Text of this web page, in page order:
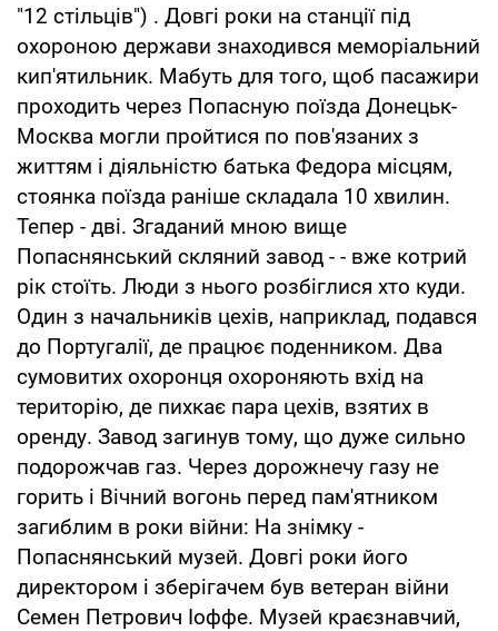
"12 стільців") . Довгі роки на станції під
охороною держави знаходився меморіальний
кип'ятильник. Мабуть для того, щоб пасажири
проходить через Попасную поїзда Донецьк-
Москва могли пройтися по пов'язаних з
життям і діяльністю батька Федора місцям,
стоянка поїзда раніше складала 10 хвилин.
Тепер - дві. Згаданий мною вище
Попаснянський скляний завод - - вже котрий
рік стоїть. Люди з нього розбіглися хто куди.
Один з начальників цехів, наприклад, подався
до Португалії, де працює поденником. Два
сумовитих охоронця охороняють вхід на
територію, де пихкає пара цехів, взятих в
оренду. Завод загинув тому, що дуже сильно
подорожчав газ. Через дорожнечу газу не
горить і Вічний вогонь перед пам'ятником
загиблим в роки війни: На знімку -
Попаснянський музей. Довгі роки його
директором і зберігачем був ветеран війни
Семен Петрович Іоффе. Музей краєзнавчий,